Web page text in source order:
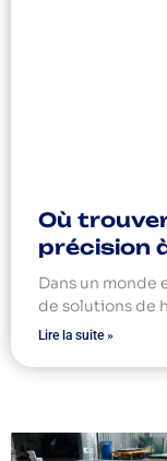
Où
précision
Dans un monde
de solutions de
Lire la suite »